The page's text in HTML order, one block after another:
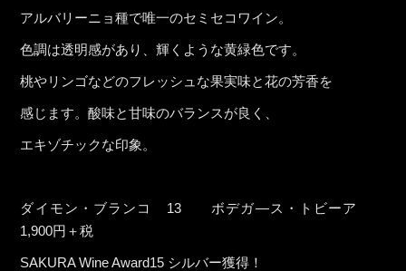
アルバリーニョ種で唯一のセミセコワイン。
色調は透明感があり、輝くような黄緑色です。
桃やリンゴなどのフレッシュな果実味と花の芳香を
感じます。酸味と甘味のバランスが良く、
エキゾチックな印象。
ダイモン・ブランコ 13 ボデガ―ス・トビーア
1,900円＋税
SAKURA Wine Award15 シルバー獲得！